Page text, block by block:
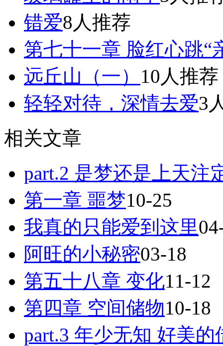
错爱8人推荐
第七十一章 脸红心跳“
远丘山（一） 10人推荐
轻轻对待，深情去爱3
相关文章
part.2 是梦还是上天注
第一章 噩梦10-25
我真的只能爱到这里
阿旺的小秘密03-18
第五十八章 变化11-12
第四章 空间储物10-18
part.3 年少无知 好美的